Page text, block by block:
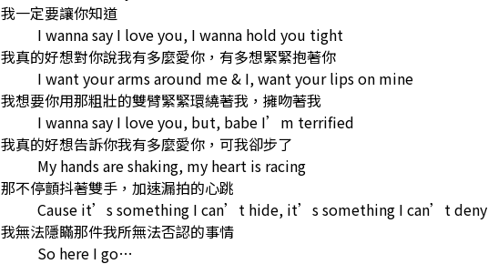
我一定要讓你知道
I wanna say I love you, I wanna hold you tight
我真的好想對你說我有多麼愛你，有多想緊緊抱著你
I want your arms around me & I, want your lips on mine
我想要你用那粗壯的雙臂緊緊環繞著我，擁吻著我
I wanna say I love you, but, babe I’m terrified
我真的好想告訴你我有多麼愛你，可我卻步了
My hands are shaking, my heart is racing
那不停顫抖著雙手，加速漏拍的心跳
Cause it’s something I can’t hide, it’s something I can’t deny
我無法隱瞞那件我所無法否認的事情
So here I go…